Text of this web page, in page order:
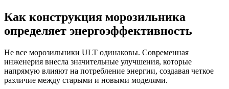
Как конструкция морозильника
определяет энергоэффективность
Не все морозильники ULT одинаковы. Современная
инженерия внесла значительные улучшения, которые
напрямую влияют на потребление энергии, создавая четкое
различие между старыми и новыми моделями.